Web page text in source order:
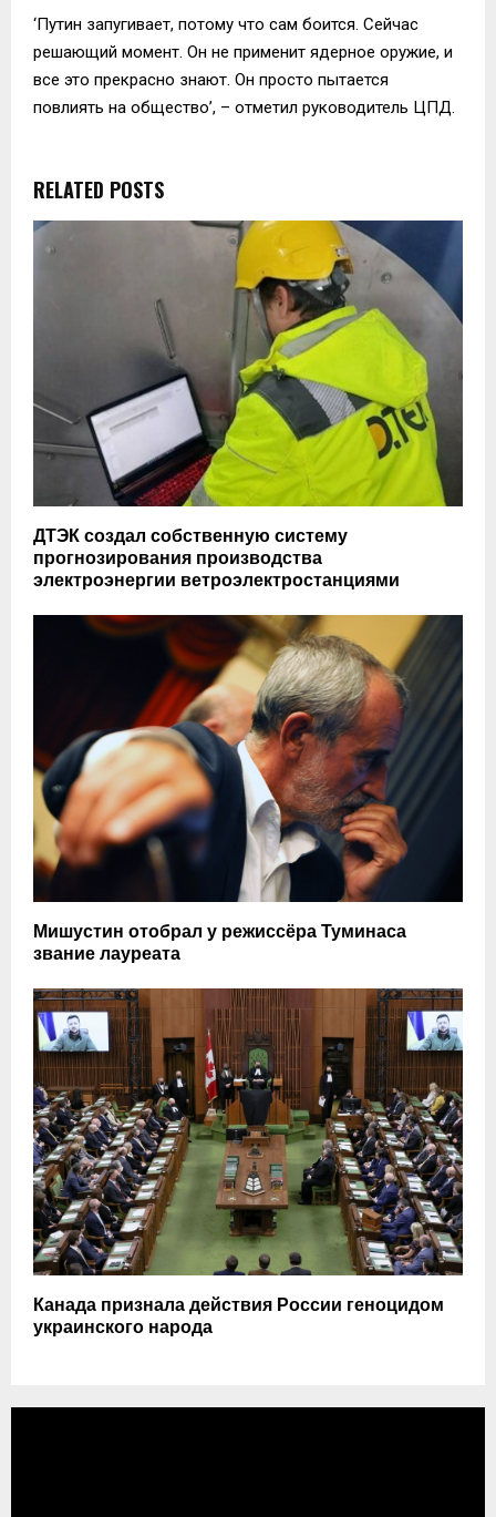
‘Путин запугивает, потому что сам боится. Сейчас
решающий момент. Он не применит ядерное оружие, и
все это прекрасно знают. Он просто пытается
повлиять на общество’, – отметил руководитель ЦПД.
RELATED POSTS
ДТЭК создал собственную систему
прогнозирования производства
электроэнергии ветроэлектростанциями
Мишустин отобрал у режиссёра Туминаса
звание лауреата
Канада признала действия России геноцидом
украинского народа